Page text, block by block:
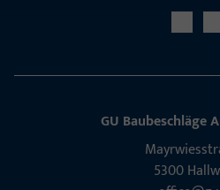
GU Baubeschläge
5300